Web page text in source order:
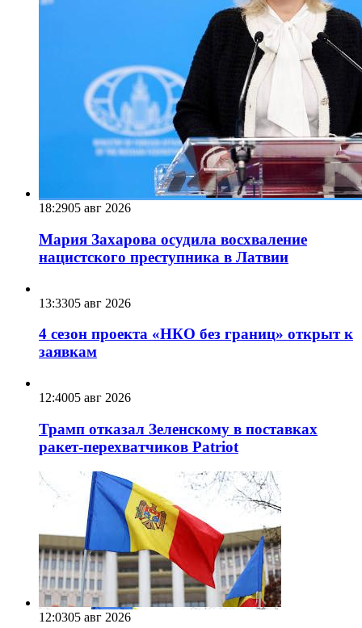
18:2905 авг 2026
Мария Захарова осудила восхваление
нацистского преступника в Латвии
13:3305 авг 2026
4 сезон проекта «НКО без границ» открыт к
заявкам
12:4005 авг 2026
Трамп отказал Зеленскому в поставках
ракет-перехватчиков Patriot
12:0305 авг 2026